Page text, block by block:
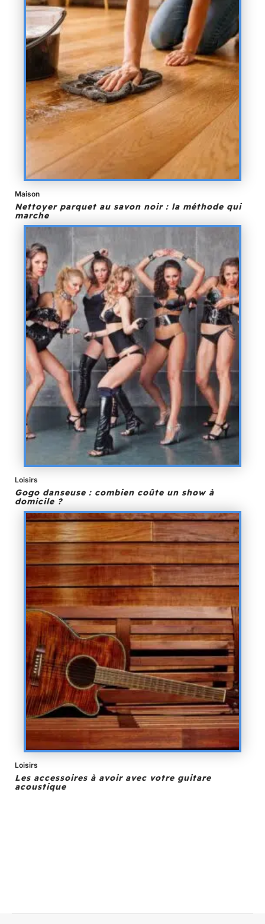
Maison
Nettoyer parquet au savon noir : la méthode qui
marche
Loisirs
Gogo danseuse : combien coûte un show à
domicile ?
Loisirs
Les accessoires à avoir avec votre guitare
acoustique